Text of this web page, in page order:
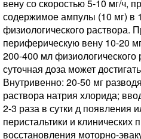
вену со скоростью 5-10 мг/ч,
содержимое ампулы (10 мг) в
физиологического раствора.
периферическую вену 10-20
200-400 мл
суточная доза может
Внутривенно: 20-50 мг
раствора натрия хлорида;
2-3 раза в сутки д появления
перистальтики и клинических
восстановления моторно-